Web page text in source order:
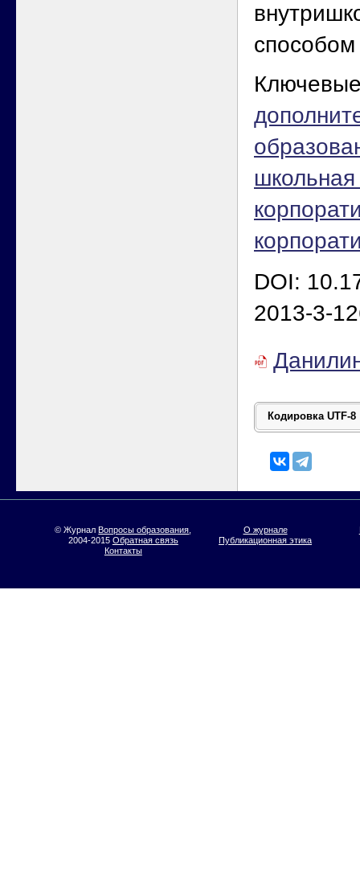
DOI:
2013-3-
© ЖурналВопросы образования
2004-2015 Обратная связь
О журнале
Публикационная этика
Контакты